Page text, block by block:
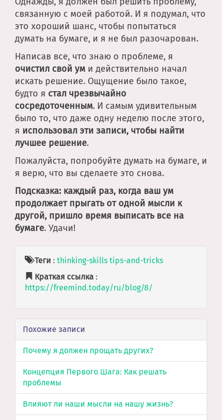
связанную с моей работой. И я подумал, что
это хороший шанс, чтобы попытаться
думать на бумаге, и я не был разочарован.
Написав все, что знаю о проблеме, я
очистил свой ум и действительно начал
искать решение. Ощущение было такое,
будто я стал чрезвычайно
сосредоточенным. И самым удивительным
было то, что даже одну неделю после этого,
я использовал эти записи, чтобы найти
лучшее решение.
Пожалуйста, попробуйте думать на бумаге, и
я верю, что вы сделаете это снова.
Подсказка: каждый раз, когда ваш ум
продолжает прыгать от одной мысли к
другой, пришло время выписать все на
бумаге. Удачи!
Теги : thinking-skills tips-and-tricks
Краткая ссылка :
https://freemind.today/ru/blog/8/
Похожие записи
Почему я должен прощать других?
Концепция Первого Шага: Как решать
проблемы
Влияют ли наши мысли на нашу жизнь?